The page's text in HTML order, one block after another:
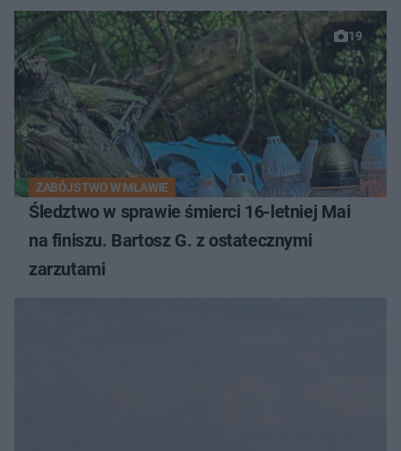
19
ZABÓJSTWO W MŁAWIE
Śledztwo w sprawie śmierci 16-letniej Mai
na finiszu. Bartosz G. z ostatecznymi
zarzutami